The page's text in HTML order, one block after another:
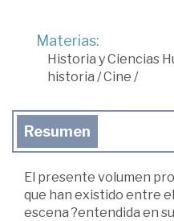
Materias:
Historia y Ciencias
historia /Cine /
Resumen
El presente volumen
que han existido entre
escena ?entendida en